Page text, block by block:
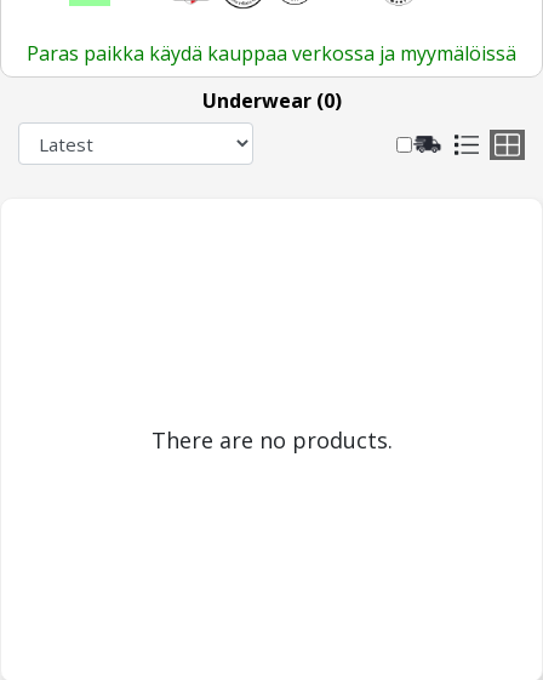
Paras paikka käydä kauppaa verkossa ja myymälöissä
Underwear (0)
There are no products.